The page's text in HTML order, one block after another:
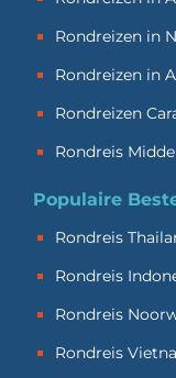
Rondreizen in
Rondreizen in
Rondreizen
Rondreis
Populaire
Rondreis
Rondreis
Rondreis
Rondreis